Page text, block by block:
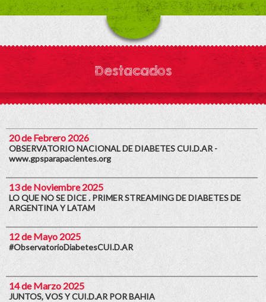
Destacados
20 de Febrero 2026
OBSERVATORIO NACIONAL DE DIABETES CUI.D.AR -
www.gpsparapacientes.org
13 de Noviembre 2025
LO QUE NO SE DICE . PRIMER STREAMING DE DIABETES DE
ARGENTINA Y LATAM
12 de Mayo 2025
#ObservatorioDiabetesCUI.D.AR
14 de Marzo 2025
JUNTOS, VOS Y CUI.D.AR POR BAHIA